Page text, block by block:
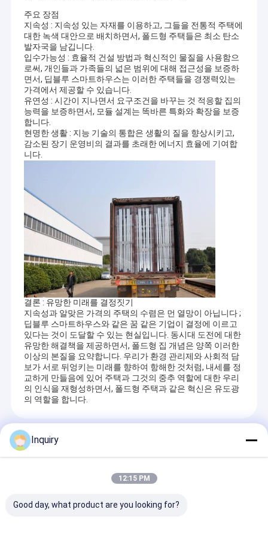
집
비디오
우리 에 관한 것
공장 투어
품질 관리
저희와 연락
뉴스
조립식 스틸 하우스
주요 장점
지속성 : 지속성 있는 자재를 이용하고, 그들을 전통적 주택에
대한 녹색 대안으로 배치하면서, 폴드형 주택들은 최소 탄소
발자국을 남깁니다.
입수가능성 : 효율적 건설 방법과 혁신적인 물질을 사용함으
로써, 개인들과 가족들의 넓은 범위에 대해 접근성을 보증하
면서, 딥블루 스마트하우스는 이러한 주택들을 경쟁력있는
가격에서 제공할 수 있습니다.
유연성 : 시간이 지나면서 요구조건을 바꾸는 것 적응할 집의
능력을 보증하면서, 모듈 설계는 똑바른 특화와 확장을 보증
합니다.
현명한 생활 : 지능 기술의 통합은 생활의 질을 향상시키고,
감소된 장기 운영비의 결과를 초래한 에너지 효율에 기여합
니다.
결론 : 유망한 미래를 결정짓기
지속성과 알맞은 가격의 주택의 수렴은 먼 열망이 아닙니다 ;
딥블루 스마트하우스와 같은 꿈 같은 기업이 결정에 이르고
있다는 것이 도달할 수 있는 현실입니다. 동시대 도전에 대한
유망한 해결책을 제공하면서, 폴드형 집 개념은 양쪽 이러한
이상의 본질을 요약합니다. 우리가 환경 관리제와 사회적 담
보가 서로 뒤엉키는 미래를 향하여 항해한 것처럼, 내세를 정
교하게 만들음에 있어 주택과 그것의 중추 역할에 대한 우리
의 인식을 재형성하면서, 폴드형 주택과 같은 혁신은 유도광
의 역할을 합니다.
추천상품
David Chen이 2009년에 처음 문을 연 이래로 우리는 경량 강철 프레
임 시스템을 제공하게 된 것을 자랑스럽게 생각합니다.
조립식 주택, 가벼운 강철 집, 고급 빌라, 작은 집, 타운하우스, 조립식
주택, 조립식 아파트, 조립식 상업용
건물, 군 막사, 조립식 주택 및 대학 기숙사를 전 세계 사람들에게 제
공합니다.
생산 장비의 정확성이 모든 기준을 엄격히 준수하는지 확인하십시
기술 사양을 준수하고 생산 전반에 걸쳐 최고의 품질 관리를 유지합
Inquiry
12:15 PM
Good day, what product are you looking for?